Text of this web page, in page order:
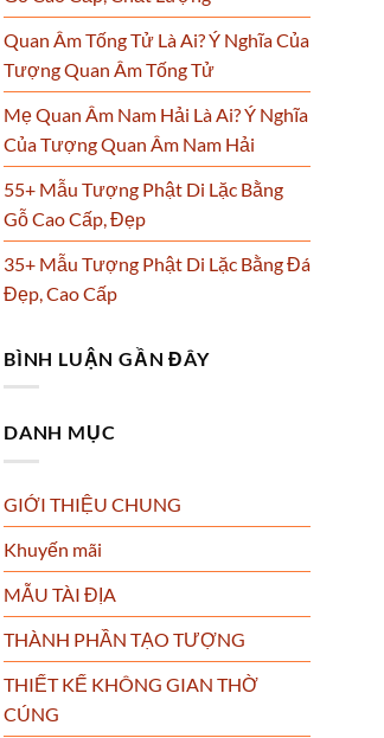
Quan Âm Tống Tử Là Ai? Ý Nghĩa Của
Tượng Quan Âm Tống Tử
Mẹ Quan Âm Nam Hải Là Ai? Ý Nghĩa
Của Tượng Quan Âm Nam Hải
55+ Mẫu Tượng Phật Di Lặc Bằng
Gỗ Cao Cấp, Đẹp
35+ Mẫu Tượng Phật Di Lặc Bằng Đá
Đẹp, Cao Cấp
BÌNH LUẬN GẦN ĐÂY
DANH MỤC
GIỚI THIỆU CHUNG
Khuyến mãi
MẪU TÀI ĐỊA
THÀNH PHẦN TẠO TƯỢNG
THIẾT KẾ KHÔNG GIAN THỜ
CÚNG